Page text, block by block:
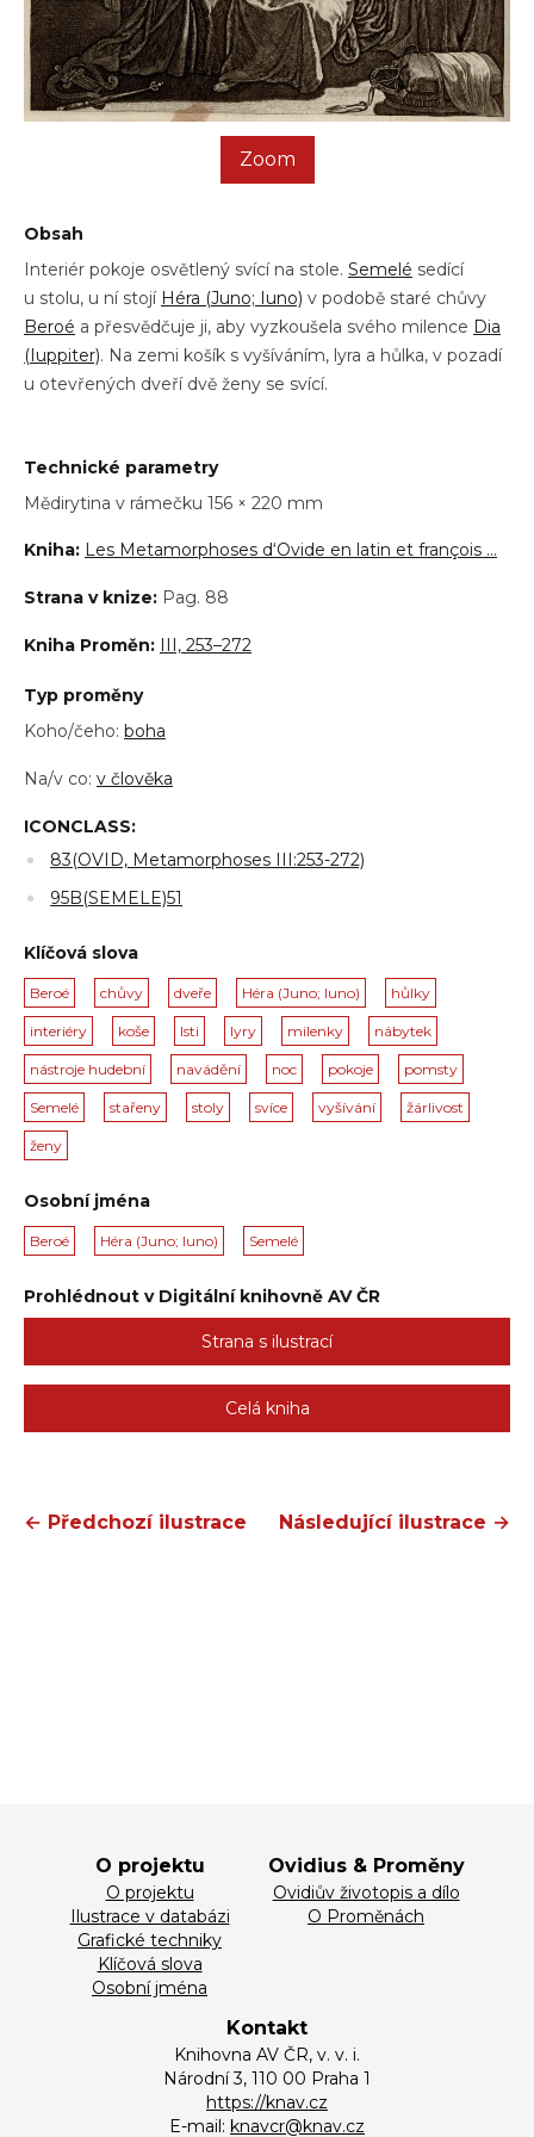
Zoom
Obsah
Interiér pokoje osvětlený svící na stole. Semelé sedící
u stolu, u ní stojí Héra (Juno; Iuno) v podobě staré chůvy
Beroé a přesvědčuje ji, aby vyzkoušela svého milence Dia
(Iuppiter). Na zemi košík s vyšíváním, lyra a hůlka, v pozadí
u otevřených dveří dvě ženy se svící.
Technické parametry
Mědirytina v rámečku 156 × 220 mm
Kniha: Les Metamorphoses d‘Ovide en latin et françois …
Strana v knize: Pag. 88
Kniha Proměn: III, 253–272
Typ proměny
Koho/čeho: boha
Na/v co: v člověka
ICONCLASS:
83(OVID, Metamorphoses III:253-272)
95B(SEMELE)51
Klíčová slova
Beroé chůvy dveře Héra (Juno; Iuno) hůlky
interiéry koše lsti lyry milenky nábytek
nástroje hudební navádění noc pokoje pomsty
Semelé stařeny stoly svíce vyšívání žárlivost
ženy
Osobní jména
Beroé Héra (Juno; Iuno) Semelé
Prohlédnout v Digitální knihovně AV ČR
Strana s ilustrací
Celá kniha
← Předchozí ilustrace Následující ilustrace →
O projektu
O projektu
Ilustrace v databázi
Grafické techniky
Klíčová slova
Osobní jména
Ovidius & Proměny
Ovidiův životopis a dílo
O Proměnách
Kontakt
Knihovna AV ČR, v. v. i.
Národní 3, 110 00 Praha 1
https://knav.cz
E-mail: knavcr@knav.cz